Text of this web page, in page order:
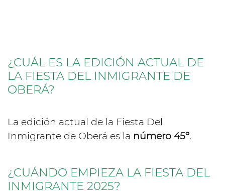
¿CUÁL ES LA EDICIÓN ACTUAL DE
LA FIESTA DEL INMIGRANTE DE
OBERÁ?
La edición actual de la Fiesta Del
Inmigrante de Oberá es la número 45º.
¿CUÁNDO EMPIEZA LA FIESTA DEL
INMIGRANTE 2025?